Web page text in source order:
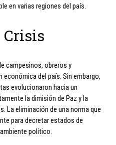
en varias regiones del país.
Crisis
campesinos, obreros y
del país. Sin embargo,
evolucionaron hacia un
la dimisión de Paz y la
La eliminación de una norma que
para decretar estados de
político.